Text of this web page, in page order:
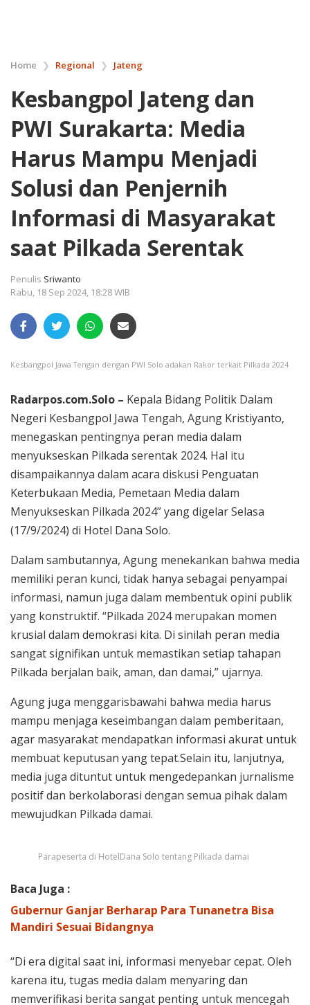
Home ❯ Regional ❯ Jateng
Kesbangpol Jateng dan
PWI Surakarta: Media
Harus Mampu Menjadi
Solusi dan Penjernih
Informasi di Masyarakat
saat Pilkada Serentak
Penulis Sriwanto
Rabu, 18 Sep 2024, 18:28 WIB
Kesbangpol Jawa Tengan dengan PWI Solo adakan Rakor terkait Pilkada 2024
Radarpos.com.Solo – Kepala Bidang Politik Dalam
Negeri Kesbangpol Jawa Tengah, Agung Kristiyanto,
menegaskan pentingnya peran media dalam
menyukseskan Pilkada serentak 2024. Hal itu
disampaikannya dalam acara diskusi Penguatan
Keterbukaan Media, Pemetaan Media dalam
Menyukseskan Pilkada 2024” yang digelar Selasa
(17/9/2024) di Hotel Dana Solo.
Dalam sambutannya, Agung menekankan bahwa media
memiliki peran kunci, tidak hanya sebagai penyampai
informasi, namun juga dalam membentuk opini publik
yang konstruktif. “Pilkada 2024 merupakan momen
krusial dalam demokrasi kita. Di sinilah peran media
sangat signifikan untuk memastikan setiap tahapan
Pilkada berjalan baik, aman, dan damai,” ujarnya.
Agung juga menggarisbawahi bahwa media harus
mampu menjaga keseimbangan dalam pemberitaan,
agar masyarakat mendapatkan informasi akurat untuk
membuat keputusan yang tepat.Selain itu, lanjutnya,
media juga dituntut untuk mengedepankan jurnalisme
positif dan berkolaborasi dengan semua pihak dalam
mewujudkan Pilkada damai.
Parapeserta di HotelDana Solo tentang Pilkada damai
Baca Juga :
Gubernur Ganjar Berharap Para Tunanetra Bisa
Mandiri Sesuai Bidangnya
“Di era digital saat ini, informasi menyebar cepat. Oleh
karena itu, tugas media dalam menyaring dan
memverifikasi berita sangat penting untuk mencegah